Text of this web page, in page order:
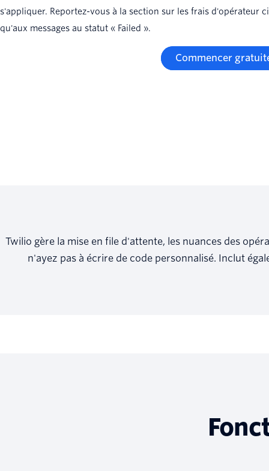
s'appliquer. Reportez-vous à la section sur les frais d'opérateur
qu'aux messages au statut « Failed ».
Commencer
Twilio gère la mise en file d'attente, les nuances des
n'ayez pas à écrire de code personnalisé. Inclut